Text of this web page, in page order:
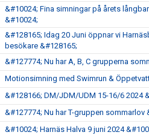
&#10024; Fina simningar på årets
&#10024;
&#128165; Idag 20 Juni öppnar vi
besökare &#128165;
&#127774; Nu har A, B, C grupperna
Motionsimning med Swimrun &
&#128166; DM/JDM/UDM 15-16/6 2024
&#127774; Nu har T-gruppen sommarlov
&#10024; Harnäs Halva 9 juni 2024